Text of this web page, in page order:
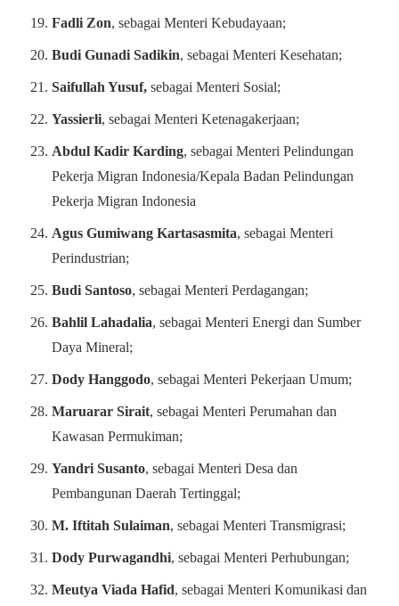
Fadli Zon, sebagai Menteri Kebudayaan;
Budi Gunadi Sadikin, sebagai Menteri Kesehatan;
Saifullah Yusuf, sebagai Menteri Sosial;
Yassierli, sebagai Menteri Ketenagakerjaan;
Abdul Kadir Karding, sebagai Menteri Pelindungan
Pekerja Migran Indonesia/Kepala Badan Pelindungan
Pekerja Migran Indonesia
Agus Gumiwang Kartasasmita, sebagai Menteri
Perindustrian;
Budi Santoso, sebagai Menteri Perdagangan;
Bahlil Lahadalia, sebagai Menteri Energi dan Sumber
Daya Mineral;
Dody Hanggodo, sebagai Menteri Pekerjaan Umum;
Maruarar Sirait, sebagai Menteri Perumahan dan
Kawasan Permukiman;
Yandri Susanto, sebagai Menteri Desa dan
Pembangunan Daerah Tertinggal;
M. Iftitah Sulaiman, sebagai Menteri Transmigrasi;
Dody Purwagandhi, sebagai Menteri Perhubungan;
Meutya Viada Hafid, sebagai Menteri Komunikasi dan